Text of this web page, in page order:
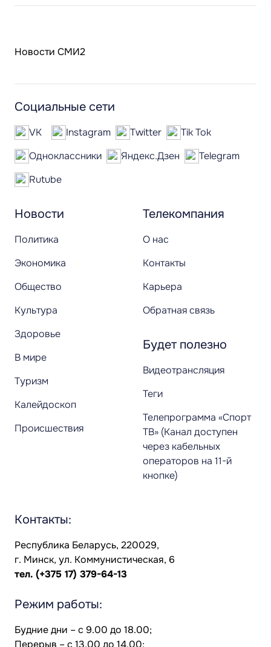
Новости СМИ2
Новости
Политика
Экономика
Общество
Культура
Здоровье
В мире
Туризм
Калейдоскоп
Происшествия
Телекомпания
О нас
Контакты
Карьера
Обратная связь
Будет полезно
Видеотрансляция
Теги
Телепрограмма «Спорт
ТВ» (Канал доступен
через кабельных
операторов на 11-й
кнопке)
Социальные сети
VK Instagram Twitter
Tik Tok
Одноклассники
Яндекс.Дзен
Telegram
Rutube
Контакты:
Республика Беларусь, 220029,
г. Минск, ул. Коммунистическая, 6
тел. (+375 17) 379-64-13
Режим работы:
Будние дни – с 9.00 до 18.00;
Перерыв – с 13.00 до 14.00;